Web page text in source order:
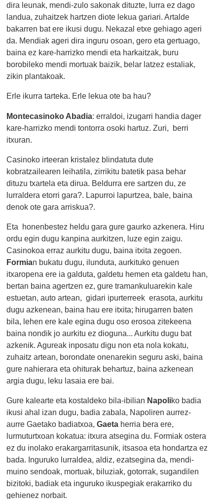
dira leunak, mendi-zulo sakonak dituzte, lurra ez dago
landua, zuhaitzek hartzen diote lekua gariari. Artalde
bakarren bat ere ikusi dugu. Nekazal etxe gehiago ageri
da. Mendiak ageri dira inguru osoan, gero eta gertuago,
baina ez kare-harrizko mendi eta harkaitzak, buru
borobileko mendi mortuak baizik, belar latzez estaliak,
zikin plantakoak.
Erle ikurra tarteka. Erle lekua ote ba hau?
Montecasinoko Abadia: erraldoi, izugarri handia dager
kare-harrizko mendi tontorra osoki hartuz. Zuri, berri
itxuran.
Casinoko irteeran kristalez blindatuta dute
kobratzailearen leihatila, zirrikitu batetik pasa behar
dituzu txartela eta dirua. Beldurra ere sartzen du, ze
lurraldera etorri gara?. Lapurroi lapurtzea, bale, baina
denok ote gara arriskua?.
Eta honenbestez heldu gara gure gaurko azkenera. Hiru
ordu egin dugu kanpina aurkitzen, luze egin zaigu.
Casinokoa erraz aurkitu dugu, baina itxita zegoen.
Formian bukatu dugu, ilunduta, aurkituko genuen
itxaropena ere ia galduta, galdetu hemen eta galdetu han,
bertan baina agertzen ez, gure tramankuluarekin kale
estuetan, auto artean, gidari ipurterreek erasota, aurkitu
dugu azkenean, baina hau ere itxita; hirugarren baten
bila, lehen ere kale egina dugu oso erosoa zitekeena
baina nondik jo aurkitu ez dioguna... Aurkitu dugu bat
azkenik. Agureak inposatu digu non eta nola kokatu,
zuhaitz artean, borondate onenarekin seguru aski, baina
gure nahierara eta ohiturak behartuz, baina azkenean
argia dugu, leku lasaia ere bai.
Gure kalearte eta kostaldeko bila-ibilian Napoliko badia
ikusi ahal izan dugu, badia zabala, Napoliren aurrez-
aurre Gaetako badiatxoa,Gaeta herria bera ere,
lurmuturtxoan kokatua: itxura atsegina du. Formiak ostera
ez du inolako erakargarritasunik, itsasoa eta hondartza ez
bada. Inguruko lurraldea, aldiz, ezatsegina da, mendi-
muino sendoak, mortuak, biluziak, gotorrak, sugandilen
bizitoki, badiak eta inguruko ikuspegiak erakarriko du
gehienez norbait.